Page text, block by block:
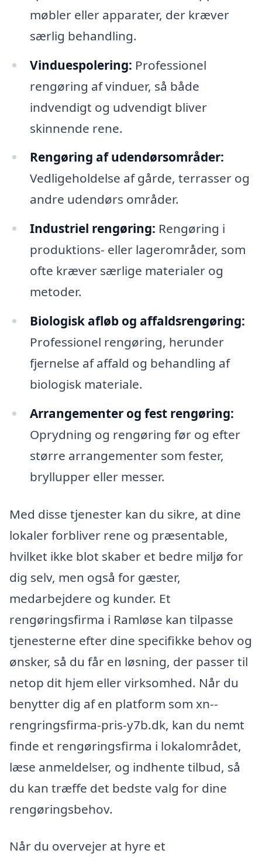
møbler eller apparater, der kræver
særlig behandling.
Vinduespolering: Professionel
rengøring af vinduer, så både
indvendigt og udvendigt bliver
skinnende rene.
Rengøring af udendørsområder:
Vedligeholdelse af gårde, terrasser og
andre udendørs områder.
Industriel rengøring: Rengøring i
produktions- eller lagerområder, som
ofte kræver særlige materialer og
metoder.
Biologisk afløb og affaldsrengøring:
Professionel rengøring, herunder
fjernelse af affald og behandling af
biologisk materiale.
Arrangementer og fest rengøring:
Oprydning og rengøring før og efter
større arrangementer som fester,
bryllupper eller messer.
Med disse tjenester kan du sikre, at dine
lokaler forbliver rene og præsentable,
hvilket ikke blot skaber et bedre miljø for
dig selv, men også for gæster,
medarbejdere og kunder. Et
rengøringsfirma i Ramløse kan tilpasse
tjenesterne efter dine specifikke behov og
ønsker, så du får en løsning, der passer til
netop dit hjem eller virksomhed. Når du
benytter dig af en platform som xn--
rengringsfirma-pris-y7b.dk, kan du nemt
finde et rengøringsfirma i lokalområdet,
læse anmeldelser, og indhente tilbud, så
du kan træffe det bedste valg for dine
rengøringsbehov.
Når du overvejer at hyre et